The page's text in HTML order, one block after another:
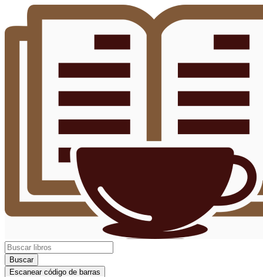
Buscar
Escanear código de barras